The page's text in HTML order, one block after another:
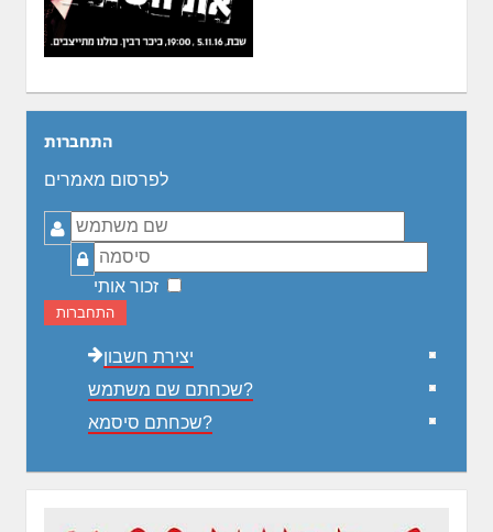
התחברות
לפרסום מאמרים
שם
משתמש
סיסמה
זכור אותי
התחברות
יצירת חשבון
שכחתם שם משתמש?
שכחתם סיסמא?